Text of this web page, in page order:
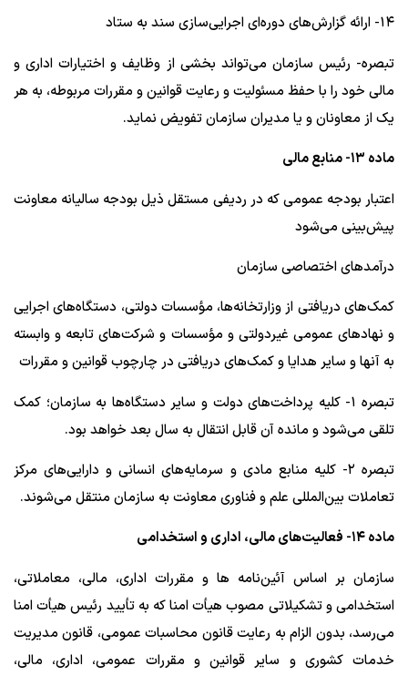
۱۴- ارائه گزارش‌های دوره‌ای اجرایی‌سازی سند به ستاد
تبصره- رئیس سازمان می‌تواند بخشی از وظایف و اختیارات اداری و
مالی خود را با حفظ مسئولیت و رعایت قوانین و مقررات مربوطه، به هر
یک از معاونان و یا مدیران سازمان تفویض نماید.
ماده ۱۳- منابع مالی
اعتبار بودجه عمومی که در ردیفی مستقل ذیل بودجه سالیانه معاونت
پیش‌بینی می‌شود
درآمدهای اختصاصی سازمان
کمک‌های دریافتی از وزارتخانه‌ها، مؤسسات دولتی، دستگاه‌های اجرایی
و نهادهای عمومی غیردولتی و مؤسسات و شرکت‌های تابعه و وابسته
به آنها و سایر هدایا و کمک‌های دریافتی در چارچوب قوانین و مقررات
تبصره ۱- کلیه پرداخت‌های دولت و سایر دستگاه‌ها به سازمان؛ کمک
تلقی می‌شود و مانده آن قابل انتقال به سال بعد خواهد بود.
تبصره ۲- کلیه منابع مادی و سرمایه‌های انسانی و دارایی‌های مرکز
تعاملات بین‌المللی علم و فناوری معاونت به سازمان منتقل می‌شوند.
ماده ۱۴- فعالیت‌های مالی، اداری و استخدامی
سازمان بر اساس آئین‌نامه ها و مقررات اداری، مالی، معاملاتی،
استخدامی و تشکیلاتی مصوب هیأت امنا که به تأیید رئیس هیأت امنا
می‌رسد، بدون الزام به رعایت قانون محاسبات عمومی، قانون مدیریت
خدمات کشوری و سایر قوانین و مقررات عمومی، اداری، مالی،